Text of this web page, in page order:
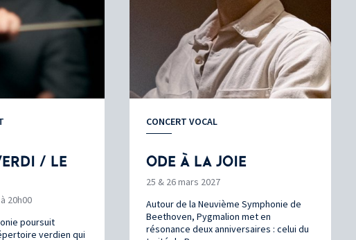
/ LE
20h00
poursuit
verdien qui
CONCERT VOCAL
ODE À LA JOIE
25 & 26 mars 2027
Autour de la Neuvième Symphonie de
Beethoven, Pygmalion met en
résonance deux anniversaires : celui du